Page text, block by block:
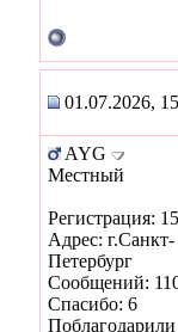
01.07.2026,
AYG
Местный
Регистрация:
Адрес: г.Санкт-
Петербург
Сообщений:
Спасибо: 6
Поблагодарили